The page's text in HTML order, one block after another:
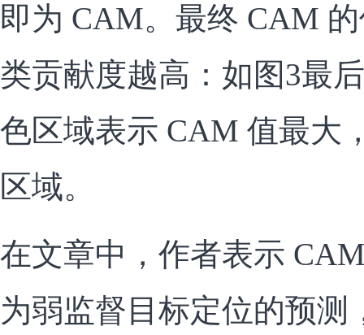
即为 CAM。最终 CAM
类贡献度越高：如图3最
色区域表示 CAM 值最大
区域。
在文章中，作者表示
为弱监督目标定位的预测